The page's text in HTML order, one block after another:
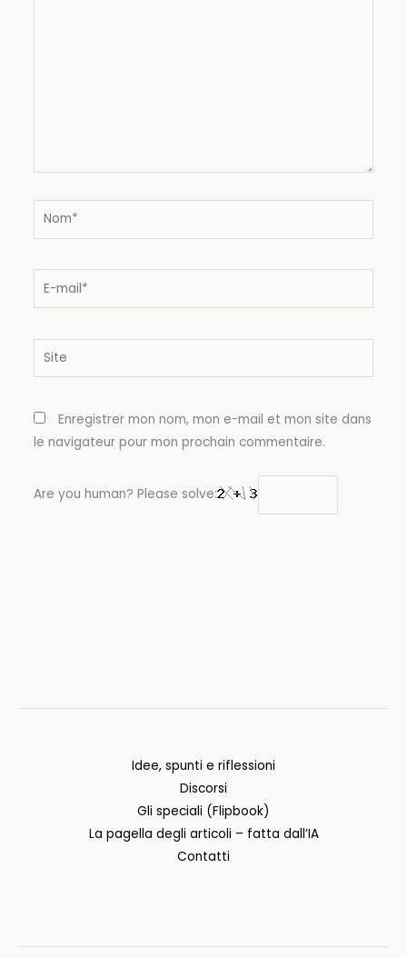
Nom*
E-
Site
Enregistrer mon nom, mon e-mail et mon site dans
le navigateur pour mon prochain commentaire.
Are you human? Please solve:
Idee, spunti e riflessioni
Discorsi
Gli speciali (Flipbook)
La pagella degli articoli – fatta dall’IA
Contatti